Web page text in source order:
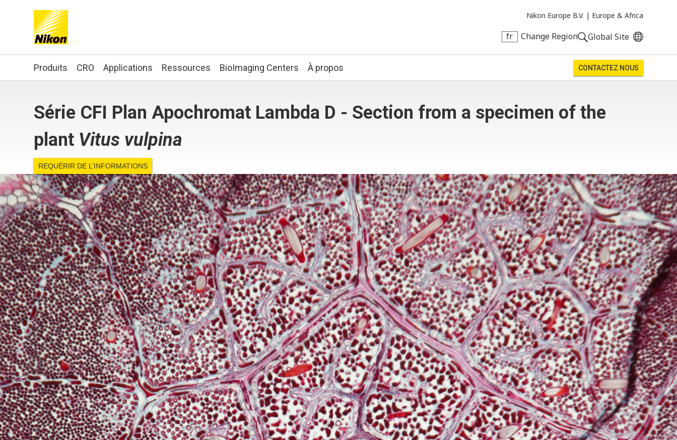
Nikon Europe B.V. | Europe & Africa
fr Change Region Global Site
Search keyword(s)
Produits CRO Applications Ressources BioImaging Centers À propos CONTACTEZ NOUS
Série CFI Plan Apochromat Lambda D - Section from a specimen of the
plant Vitus vulpina
REQUÉRIR DE L’INFORMATIONS